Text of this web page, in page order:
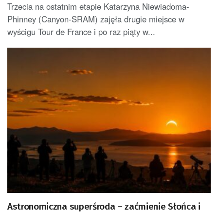
Trzecia na ostatnim etapie Katarzyna Niewiadoma-
Phinney (Canyon-SRAM) zajęła drugie miejsce w
wyścigu Tour de France i po raz piąty w...
Astronomiczna superśroda – zaćmienie Słońca i